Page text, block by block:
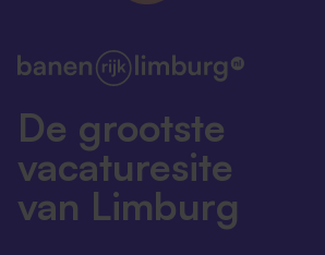
De grootste
vacaturesite
van Limburg